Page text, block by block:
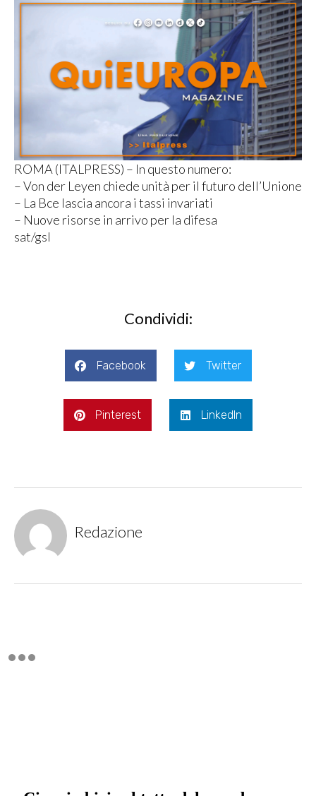
ROMA (ITALPRESS) – In questo numero:
– Von der Leyen chiede unità per il futuro dell’Unione
– La Bce lascia ancora i tassi invariati
– Nuove risorse in arrivo per la difesa
sat/gsl
Condividi:
Facebook Twitter
Pinterest LinkedIn
Redazione